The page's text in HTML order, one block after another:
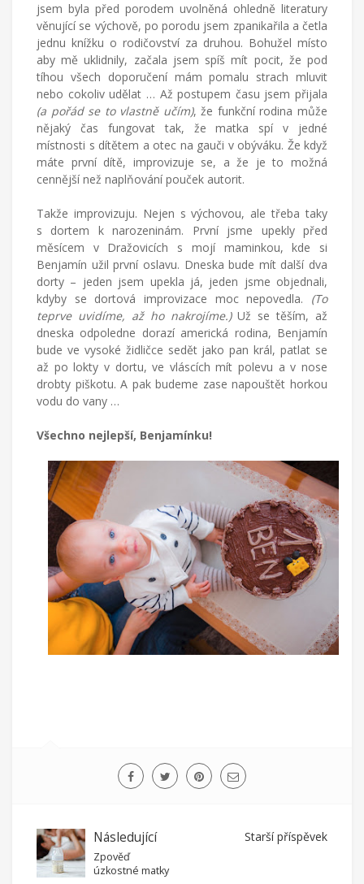
jsem byla před porodem uvolněná ohledně literatury
věnující se výchově, po porodu jsem zpanikařila a četla
jednu knížku o rodičovství za druhou. Bohužel místo
aby mě uklidnily, začala jsem spíš mít pocit, že pod
tíhou všech doporučení mám pomalu strach mluvit
nebo cokoliv udělat … Až postupem času jsem přijala
(a pořád se to vlastně učím), že funkční rodina může
nějaký čas fungovat tak, že matka spí v jedné
místnosti s dítětem a otec na gauči v obýváku. Že když
máte první dítě, improvizuje se, a že je to možná
cennější než naplňování pouček autorit.
Takže improvizuju. Nejen s výchovou, ale třeba taky
s dortem k narozeninám. První jsme upekly před
měsícem v Dražovicích s mojí maminkou, kde si
Benjamín užil první oslavu. Dneska bude mít další dva
dorty – jeden jsem upekla já, jeden jsme objednali,
kdyby se dortová improvizace moc nepovedla. (To
teprve uvidíme, až ho nakrojíme.)Už se těším, až
dneska odpoledne dorazí americká rodina, Benjamín
bude ve vysoké židličce sedět jako pan král, patlat se
až po lokty v dortu, ve vláscích mít polevu a v nose
drobty piškotu. A pak budeme zase napouštět horkou
vodu do vany …
Všechno nejlepší, Benjamínku!
Následující
Zpověď
úzkostné matky
Starší příspěvek